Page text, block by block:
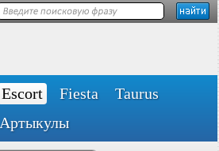
Escort Fiesta
Taurus
Артыкулы